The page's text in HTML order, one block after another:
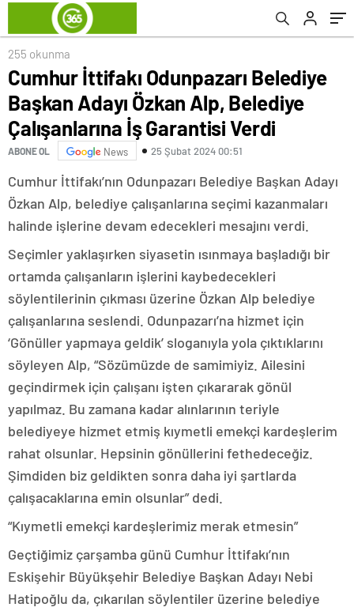
Garantisi Verdi
255 okunma
Cumhur İttifakı Odunpazarı Belediye
Başkan Adayı Özkan Alp, Belediye
Çalışanlarına İş Garantisi Verdi
ABONE OL News 25 Şubat 2024 00:51
Cumhur İttifakı’nın Odunpazarı Belediye Başkan Adayı
Özkan Alp, belediye çalışanlarına seçimi kazanmaları
halinde işlerine devam edecekleri mesajını verdi.
Seçimler yaklaşırken siyasetin ısınmaya başladığı bir
ortamda çalışanların işlerini kaybedecekleri
söylentilerinin çıkması üzerine Özkan Alp belediye
çalışanlarına seslendi. Odunpazarı’na hizmet için
‘Gönüller yapmaya geldik’ sloganıyla yola çıktıklarını
söyleyen Alp, “Sözümüzde de samimiyiz. Ailesini
geçindirmek için çalışanı işten çıkararak gönül
yapılmaz. Bu zamana kadar alınlarının teriyle
belediyeye hizmet etmiş kıymetli emekçi kardeşlerim
rahat olsunlar. Hepsinin gönüllerini fethedeceğiz.
Şimdiden biz geldikten sonra daha iyi şartlarda
çalışacaklarına emin olsunlar” dedi.
“Kıymetli emekçi kardeşlerimiz merak etmesin”
Geçtiğimiz çarşamba günü Cumhur İttifakı’nın
Eskişehir Büyükşehir Belediye Başkan Adayı Nebi
Hatipoğlu da, çıkarılan söylentiler üzerine belediye